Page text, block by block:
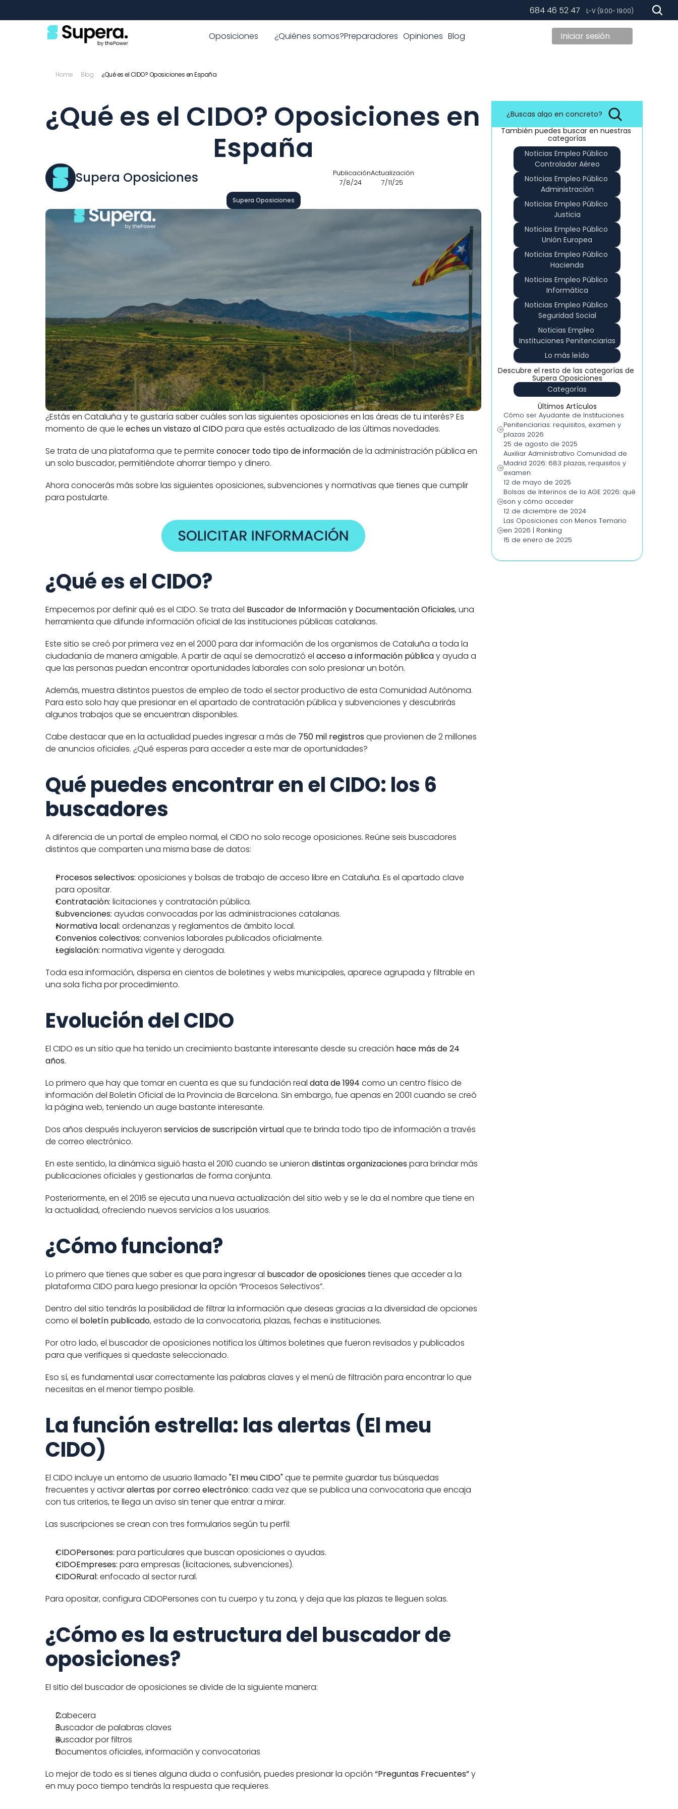
684 46 52 47
   L-V (9:00- 19:00)
Oposiciones ¿Quiénes somos?Preparadores Opiniones Blog Iniciar sesión
Home Blog ¿Qué es el CIDO? Oposiciones en España
¿Qué es el CIDO? Oposiciones en
España
Supera Oposiciones
Publicación
7/8/24
Actualización
7/11/25
Supera Oposiciones
¿Estás en Cataluña y te gustaría saber cuáles son las siguientes oposiciones en las áreas de tu interés? Es
momento de que le eches un vistazo al CIDO para que estés actualizado de las últimas novedades.
Se trata de una plataforma que te permite conocer todo tipo de información de la administración pública en
un solo buscador, permitiéndote ahorrar tiempo y dinero.
Ahora conocerás más sobre las siguientes oposiciones, subvenciones y normativas que tienes que cumplir
para postularte.
¿Qué es el CIDO?
Empecemos por definir qué es el CIDO. Se trata del Buscador de Información y Documentación Oficiales, una
herramienta que difunde información oficial de las instituciones públicas catalanas.
Este sitio se creó por primera vez en el 2000 para dar información de los organismos de Cataluña a toda la
ciudadanía de manera amigable. A partir de aquí se democratizó el acceso a información pública y ayuda a
que las personas puedan encontrar oportunidades laborales con solo presionar un botón.
Además, muestra distintos puestos de empleo de todo el sector productivo de esta Comunidad Autónoma.
Para esto solo hay que presionar en el apartado de contratación pública y subvenciones y descubrirás
algunos trabajos que se encuentran disponibles.
Cabe destacar que en la actualidad puedes ingresar a más de 750 mil registros que provienen de 2 millones
de anuncios oficiales. ¿Qué esperas para acceder a este mar de oportunidades?
Qué puedes encontrar en el CIDO: los 6
buscadores
A diferencia de un portal de empleo normal, el CIDO no solo recoge oposiciones. Reúne seis buscadores
distintos que comparten una misma base de datos:
Procesos selectivos: oposiciones y bolsas de trabajo de acceso libre en Cataluña. Es el apartado clave
para opositar.
Contratación: licitaciones y contratación pública.
Subvenciones: ayudas convocadas por las administraciones catalanas.
Normativa local: ordenanzas y reglamentos de ámbito local.
Convenios colectivos: convenios laborales publicados oficialmente.
Legislación: normativa vigente y derogada.
Toda esa información, dispersa en cientos de boletines y webs municipales, aparece agrupada y filtrable en
una sola ficha por procedimiento.
Evolución del CIDO
El CIDO es un sitio que ha tenido un crecimiento bastante interesante desde su creación hace más de 24
años.
Lo primero que hay que tomar en cuenta es que su fundación real data de 1994 como un centro físico de
información del Boletín Oficial de la Provincia de Barcelona. Sin embargo, fue apenas en 2001 cuando se creó
la página web, teniendo un auge bastante interesante.
Dos años después incluyeron servicios de suscripción virtual que te brinda todo tipo de información a través
de correo electrónico.
En este sentido, la dinámica siguió hasta el 2010 cuando se unieron distintas organizaciones para brindar más
publicaciones oficiales y gestionarlas de forma conjunta.
Posteriormente, en el 2016 se ejecuta una nueva actualización del sitio web y se le da el nombre que tiene en
la actualidad, ofreciendo nuevos servicios a los usuarios.
¿Cómo funciona?
Lo primero que tienes que saber es que para ingresar al buscador de oposiciones tienes que acceder a la
plataforma CIDO para luego presionar la opción “Procesos Selectivos”.
Dentro del sitio tendrás la posibilidad de filtrar la información que deseas gracias a la diversidad de opciones
como el boletín publicado, estado de la convocatoria, plazas, fechas e instituciones.
Por otro lado, el buscador de oposiciones notifica los últimos boletines que fueron revisados y publicados
para que verifiques si quedaste seleccionado.
Eso sí, es fundamental usar correctamente las palabras claves y el menú de filtración para encontrar lo que
necesitas en el menor tiempo posible.
La función estrella: las alertas (El meu
CIDO)
El CIDO incluye un entorno de usuario llamado "El meu CIDO" que te permite guardar tus búsquedas
frecuentes y activar alertas por correo electrónico: cada vez que se publica una convocatoria que encaja
con tus criterios, te llega un aviso sin tener que entrar a mirar.
Las suscripciones se crean con tres formularios según tu perfil:
CIDOPersones: para particulares que buscan oposiciones o ayudas.
CIDOEmpreses: para empresas (licitaciones, subvenciones).
CIDORural: enfocado al sector rural.
Para opositar, configura CIDOPersones con tu cuerpo y tu zona, y deja que las plazas te lleguen solas.
¿Cómo es la estructura del buscador de
oposiciones?
El sitio del buscador de oposiciones se divide de la siguiente manera:
Cabecera
Buscador de palabras claves
Buscador por filtros
Documentos oficiales, información y convocatorias
Lo mejor de todo es si tienes alguna duda o confusión, puedes presionar la opción “Preguntas Frecuentes” y
en muy poco tiempo tendrás la respuesta que requieres.
¿Buscas algo en concreto?
También puedes buscar en nuestras
categorías
Noticias Empleo Público
Controlador Aéreo
Noticias Empleo Público
Administración
Noticias Empleo Público
Justicia
Noticias Empleo Público
Unión Europea
Noticias Empleo Público
Hacienda
Noticias Empleo Público
Informática
Noticias Empleo Público
Seguridad Social
Noticias Empleo
Instituciones Penitenciarias
Lo más leído
Descubre el resto de las categorías de
Supera Oposiciones
Categorías
Últimos Artículos
Cómo ser Ayudante de Instituciones
Penitenciarias: requisitos, examen y
plazas 2026
25 de agosto de 2025
Auxiliar Administrativo Comunidad de
Madrid 2026: 683 plazas, requisitos y
examen
12 de mayo de 2025
Bolsas de Interinos de la AGE 2026: qué
son y cómo acceder
12 de diciembre de 2024
Las Oposiciones con Menos Temario
en 2026 | Ranking
15 de enero de 2025